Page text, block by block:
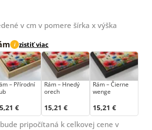
v cm v pomere šírka x výška
i zistiť viac
–⁠⁠⁠⁠⁠⁠ Přírodní
€
Rám – Hnedý
orech
15,21 €
Rám – Čierne
wenge
15,21 €
pripočítaná k celkovej cene v